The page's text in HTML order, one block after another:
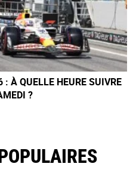
: À QUELLE HEURE SUIVRE
?